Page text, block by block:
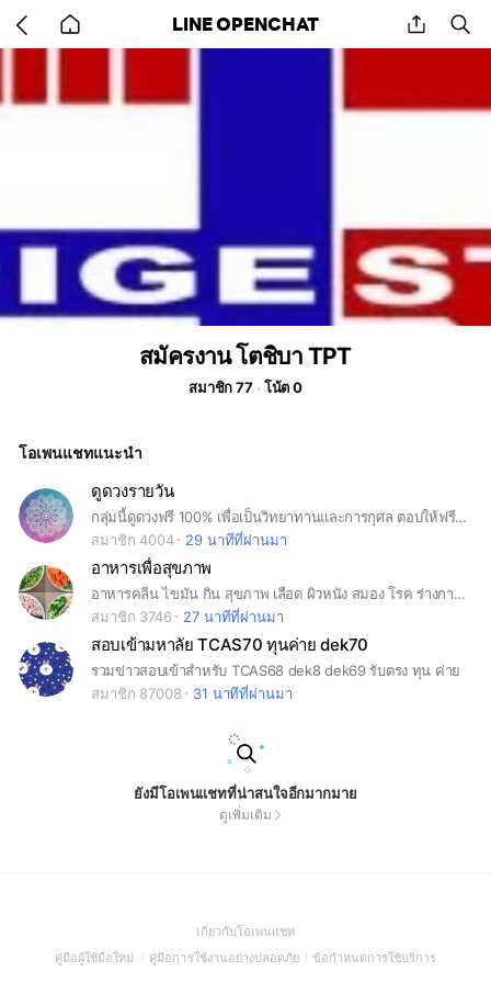
back
to
LINE OPENCHAT share
สมัครงาน โตชิบา TPT
สมาชิก 77 โน้ต 0
โอเพนแชทแนะนำ
ดูดวงรายวัน
กลุ่มนี้ดูดวงฟรี 100% เพื่อเป็นวิทยาทานและการกุศล ตอบให้ฟรี 2 ขอใน 7 วัน / เข้ากลุ่มง่ายๆด้วยการอ่านและตอบคำถามเพื่อขอเข้ากลุ่มให้ถูกต้อง / เข้าได้แล้วก็เป็นที่พึ่งให้ตัวเองด้วยการอ่านประกาศแล้วทำตาม ง่ายๆแค่นี้ ทำได้ก็เข้ามาเล๊ยยย #ดูดวง #ฟรี #โหราศาสตร์ #เคราะห์ #ความรัก #คู่ครอง #การเงิน #โชค #ลาง #พลิกผัน #ชะตา #เสี่ยงโชค
สมาชิก 4004
29 นาทีที่ผ่านมา
อาหารเพื่อสุขภาพ
อาหารคลีน ไขมัน กิน สุขภาพ เลือด ผิวหนัง สมอง โรค ร่างกาย โปรตีน วิตามิน อาหารเสริม สมุนไพร ยา อาหาร 5 หมู่ เนื้อสัตว์ ไข่ ไขมัน เนื้อ ปลา ไก่ ผัก ผลไม้ ออร์แกนิก ผักปลอดสารพิษ ทานแล้วไม่อ้วน ลดน้ำหนัก เมนูอาหารสุขภาพ
สมาชิก 3746
27 นาทีที่ผ่านมา
สอบเข้ามหาลัย TCAS70 ทุนค่าย dek70
รวมข่าวสอบเข้าสำหรับ TCAS68 dek8 dek69 รับตรง ทุน ค่าย
สมาชิก 87008
31 นาทีที่ผ่านมา
ยังมีโอเพนแชทที่น่าสนใจอีกมากมาย
ดูเพิ่มเติม
เกี่ยวกับโอเพนแชท(Open
in
คู่มือผู้ใช้มือใหม่
(Open
คู่มือการใช้งานอย่างปลอดภัย(Open
ข้อกำหนดการใช้บริการ(Open